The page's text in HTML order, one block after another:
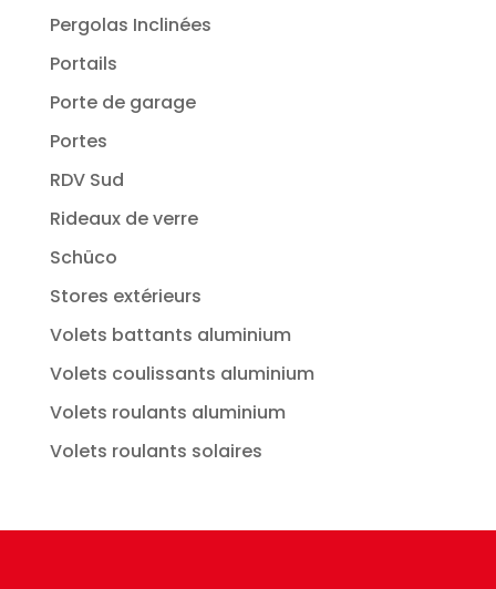
Pergolas Inclinées
Portails
Porte de garage
Portes
RDV Sud
Rideaux de verre
Schüco
Stores extérieurs
Volets battants aluminium
Volets coulissants aluminium
Volets roulants aluminium
Volets roulants solaires